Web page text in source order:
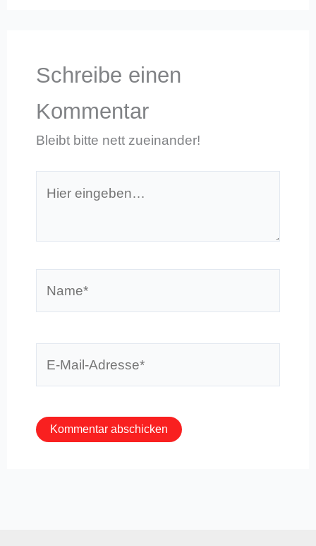
Schreibe einen
Kommentar
Bleibt bitte nett zueinander!
eingeben…